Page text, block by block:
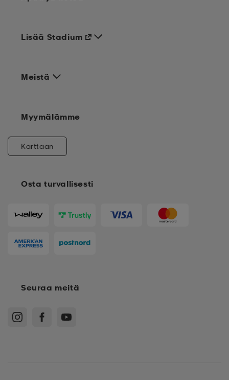
Meistä
Osta turvallisesti
Lisää Stadium
Myymälämme
Karttaan
Seuraa meitä